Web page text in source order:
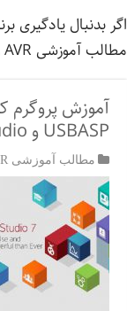
مطالب آموزشی AVR را مطالعه کنید.
USBASP و Atmel Studio
مطالب آموزشی AVR